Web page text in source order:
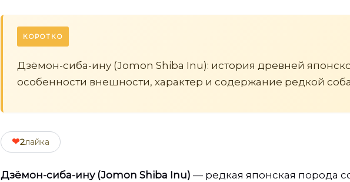
КОРОТКО
Дзёмон-сиба-ину (Jomon Shiba Inu): история древней
особенности внешности, характер и содержание редкой
❤2лайка
Дзёмон-сиба-ину (Jomon Shiba Inu) — редкая японская порода